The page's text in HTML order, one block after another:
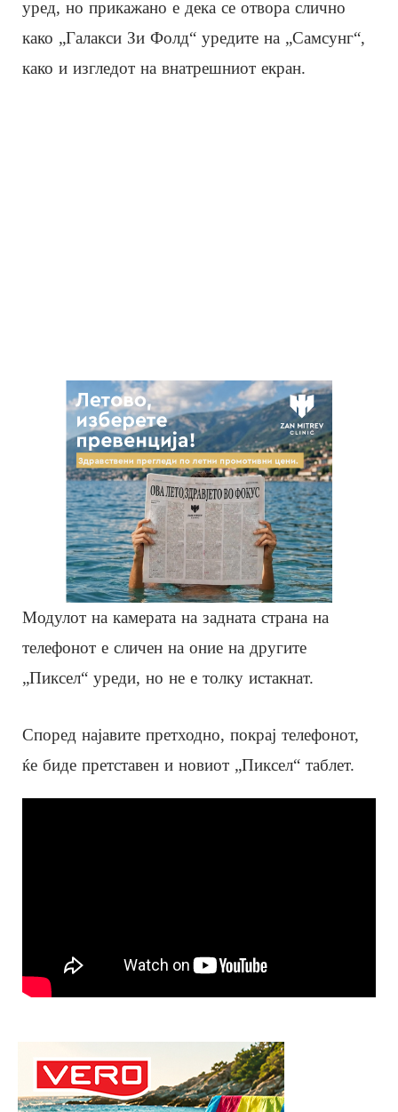
уред, но прикажано е дека се отвора слично
како „Галакси Зи Фолд“ уредите на „Самсунг“,
како и изгледот на внатрешниот екран.
Модулот на камерата на задната страна на
телефонот е сличен на оние на другите
„Пиксел“ уреди, но не е толку истакнат.
Според најавите претходно, покрај телефонот,
ќе биде претставен и новиот „Пиксел“ таблет.